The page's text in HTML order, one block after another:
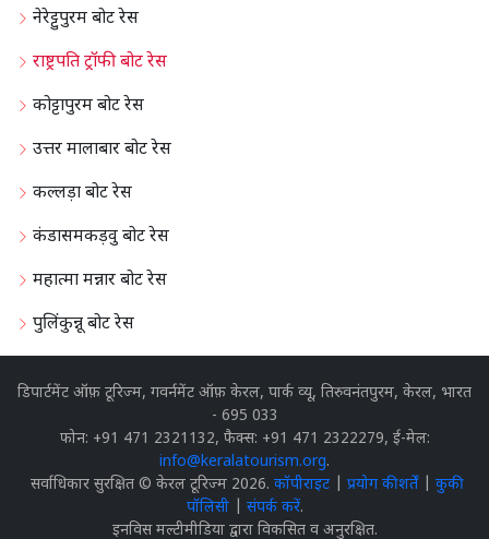
नेरेट्टुपुरम बोट रेस
राष्ट्रपति ट्रॉफी बोट रेस
कोट्टापुरम बोट रेस
उत्तर मालाबार बोट रेस
कल्लड़ा बोट रेस
कंडासमकड़वु बोट रेस
महात्मा मन्नार बोट रेस
पुलिंकुन्नू बोट रेस
डिपार्टमेंट ऑफ़ टूरिज्म, गवर्नमेंट ऑफ़ केरल, पार्क व्यू, तिरुवनंतपुरम, केरल, भारत
- 695 033
फोन: +91 471 2321132, फैक्स: +91 471 2322279, ई-मेल:
info@keralatourism.org.
सर्वाधिकार सुरक्षित © केरल टूरिज्म 2026. कॉपीराइट| प्रयोग की शर्तें| कुकी
पॉलिसी| संपर्क करें.
इनविस मल्टीमीडिया द्वारा विकसित व अनुरक्षित.